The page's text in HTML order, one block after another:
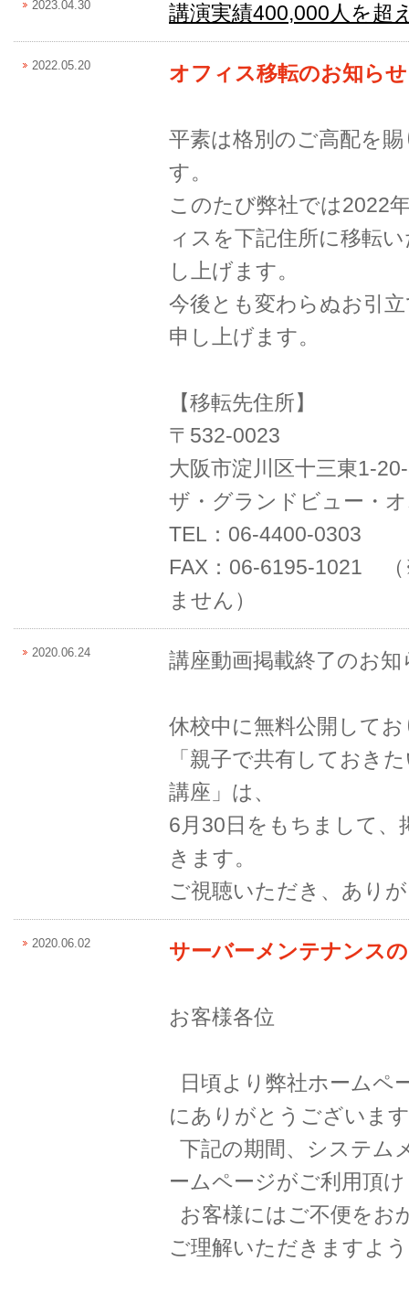
2023.04.30 講演実績400,000人を超
2022.05.20 オフィス移転のお知らせ
平素は格別のご高配を
す。
このたび弊社では2022
ィスを下記住所に移転
し上げます。
今後とも変わらぬお引
申し上げます。
【移転先住所】
〒532-0023
大阪市淀川区十三東1-
ザ・グランドビュー・
TEL：06-4400-0303
FAX：06-6195-1021
ません）
2020.06.24 講座動画掲載終了のお知
休校中に無料公開して
「親子で共有しておき
講座」は、
6月30日をもちまして
きます。
ご視聴いただき、あり
2020.06.02 サーバーメンテナンス
お客様各位
日頃より弊社ホームペ
にありがとうございま
下記の期間、システム
ームページがご利用頂
お客様にはご不便をお
ご理解いただきますよ